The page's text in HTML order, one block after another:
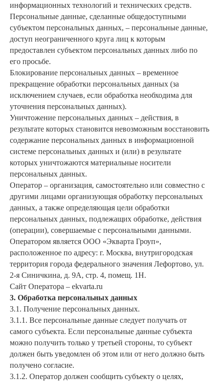
информационных технологий и технических средств.
Персональные данные, сделанные общедоступными
субъектом персональных данных, – персональные данные,
доступ неограниченного круга лиц к которым
предоставлен субъектом персональных данных либо по
его просьбе.
Блокирование персональных данных – временное
прекращение обработки персональных данных (за
исключением случаев, если обработка необходима для
уточнения персональных данных).
Уничтожение персональных данных – действия, в
результате которых становится невозможным восстановить
содержание персональных данных в информационной
системе персональных данных и (или) в результате
которых уничтожаются материальные носители
персональных данных.
Оператор – организация, самостоятельно или совместно с
другими лицами организующая обработку персональных
данных, а также определяющая цели обработки
персональных данных, подлежащих обработке, действия
(операции), совершаемые с персональными данными.
Оператором является ООО «Экварта Гроуп»,
расположенное по адресу: г. Москва, внутригородская
территория города федерального значения Лефортово, ул.
2-я Синичкина, д. 9А, стр. 4, помещ. 1Н.
Сайт Оператора – ekvarta.ru
3. Обработка персональных данных
3.1. Получение персональных данных.
3.1.1. Все персональные данные следует получать от
самого субъекта. Если персональные данные субъекта
можно получить только у третьей стороны, то субъект
должен быть уведомлен об этом или от него должно быть
получено согласие.
3.1.2. Оператор должен сообщить субъекту о целях,